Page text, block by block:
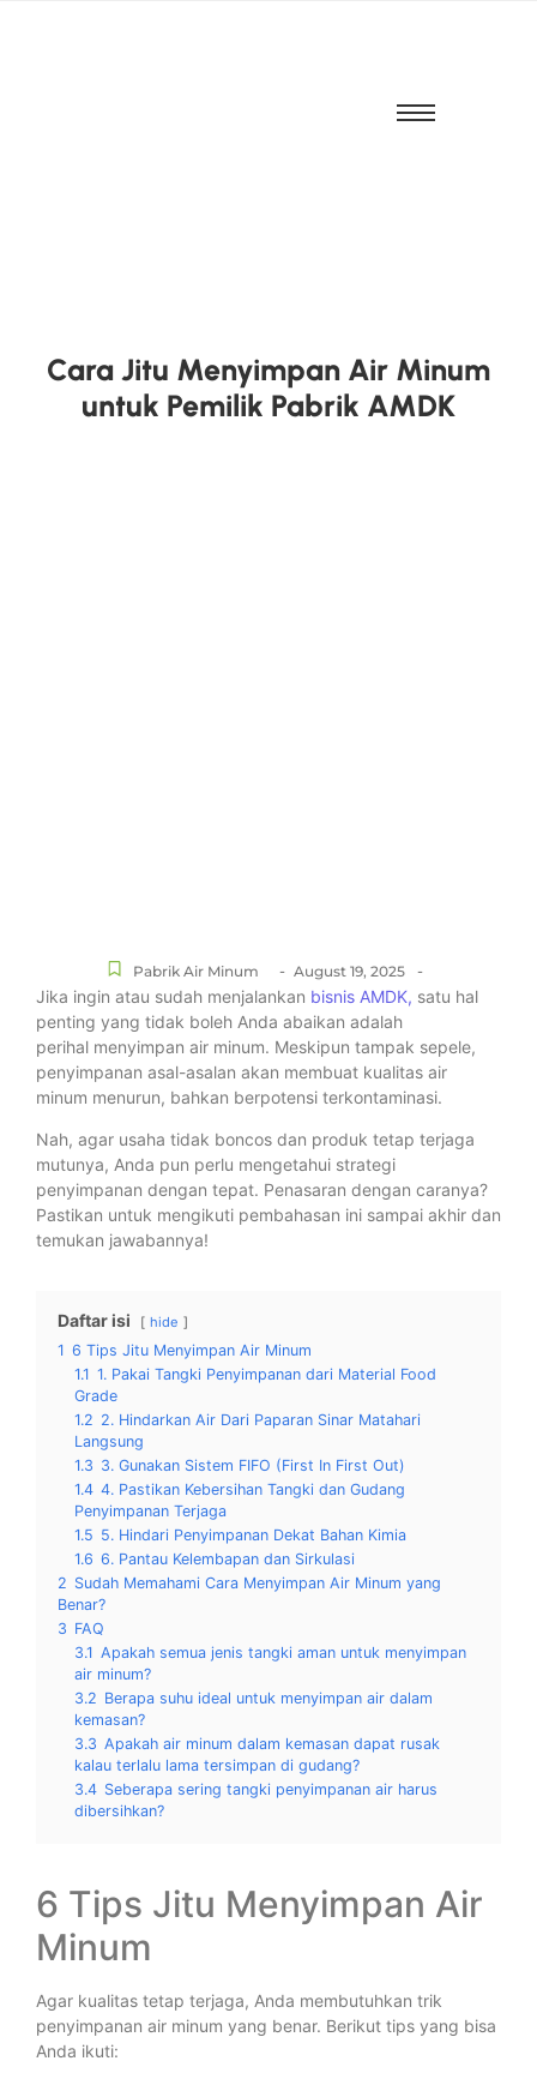
Cara Jitu Menyimpan Air Minum
untuk Pemilik Pabrik AMDK
Pabrik Air Minum - August 19, 2025 -
Jika ingin atau sudah menjalankan bisnis AMDK, satu hal
penting yang tidak boleh Anda abaikan adalah
perihal menyimpan air minum. Meskipun tampak sepele,
penyimpanan asal-asalan akan membuat kualitas air
minum menurun, bahkan berpotensi terkontaminasi.
Nah, agar usaha tidak boncos dan produk tetap terjaga
mutunya, Anda pun perlu mengetahui strategi
penyimpanan dengan tepat. Penasaran dengan caranya?
Pastikan untuk mengikuti pembahasan ini sampai akhir dan
temukan jawabannya!
Daftar isi hide
1 6 Tips Jitu Menyimpan Air Minum
1.1 1. Pakai Tangki Penyimpanan dari Material Food
Grade
1.2 2. Hindarkan Air Dari Paparan Sinar Matahari
Langsung
1.3 3. Gunakan Sistem FIFO (First In First Out)
1.4 4. Pastikan Kebersihan Tangki dan Gudang
Penyimpanan Terjaga
1.5 5. Hindari Penyimpanan Dekat Bahan Kimia
1.6 6. Pantau Kelembapan dan Sirkulasi
2 Sudah Memahami Cara Menyimpan Air Minum yang
Benar?
3 FAQ
3.1 Apakah semua jenis tangki aman untuk menyimpan
air minum?
3.2 Berapa suhu ideal untuk menyimpan air dalam
kemasan?
3.3 Apakah air minum dalam kemasan dapat rusak
kalau terlalu lama tersimpan di gudang?
3.4 Seberapa sering tangki penyimpanan air harus
dibersihkan?
6 Tips Jitu Menyimpan Air
Minum
Agar kualitas tetap terjaga, Anda membutuhkan trik
penyimpanan air minum yang benar. Berikut tips yang bisa
Anda ikuti: